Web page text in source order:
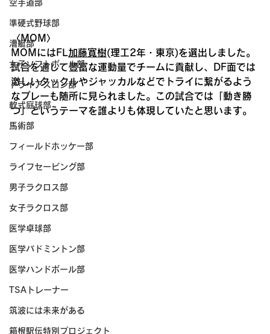
空手道部
準硬式野球部
漕艇部
女子ソフトボール部
トライアスロン部
軟式庭球部
馬術部
フィールドホッケー部
ライフセービング部
男子ラクロス部
女子ラクロス部
医学卓球部
医学バドミントン部
医学ハンドボール部
TSAトレーナー
筑波には未来がある
箱根駅伝特別プロジェクト
〈MOM〉
MOMにはFL 加藤寛樹(理工2年・東京)を選出しました。
試合を通して豊富な運動量でチームに貢献し、DF面では
激しいタックルやジャッカルなどでトライに繋がるよう
なプレーも随所に見られました。この試合では「動き勝
つ」というテーマを誰よりも体現していたと思います。